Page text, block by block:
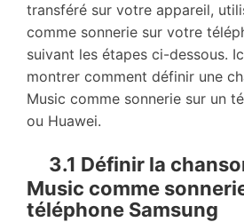
transféré sur votre appareil,
comme sonnerie sur votre
suivant les étapes ci-dessous.
montrer comment définir une
Music comme sonnerie sur un
ou Huawei.
3.1 Définir la
Music comme
téléphone Samsung